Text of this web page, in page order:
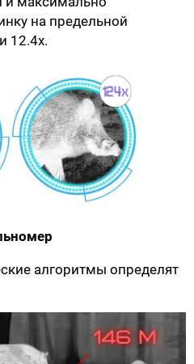
на предельной
12.4х.
алгоритмы определят